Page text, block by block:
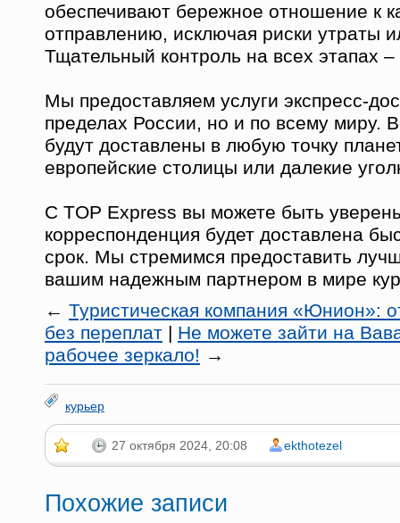
обеспечивают бережное отношение к
отправлению, исключая риски утраты
Тщательный контроль на всех этапах
Мы предоставляем услуги экспресс-
пределах России, но и по всему миру.
будут доставлены в любую точку
европейские столицы или далекие
С TOP Express вы можете быть
корреспонденция будет доставлена
срок. Мы стремимся предоставить
вашим надежным партнером в мире
← Туристическая компания «Юнион»:
без переплат | Не можете зайти на
рабочее зеркало! →
курьер
27 октября 2024, 20:08 ekthotezel
Похожие записи